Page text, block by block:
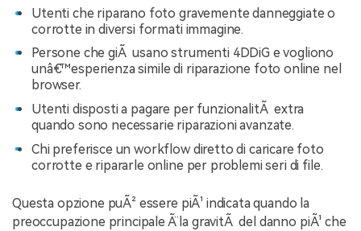
Utenti che riparano foto gravemente danneggiate o
corrotte in diversi formati immagine.
Persone che giÃ usano strumenti 4DDiG e vogliono
unâ€™esperienza simile di riparazione foto online nel
browser.
Utenti disposti a pagare per funzionalitÃ extra
quando sono necessarie riparazioni avanzate.
Chi preferisce un workflow diretto di caricare foto
corrotte e ripararle online per problemi seri di file.
Questa opzione puÃ² essere piÃ¹ indicata quando la
preoccupazione principale Ã¨ la gravitÃ del danno piÃ¹ che